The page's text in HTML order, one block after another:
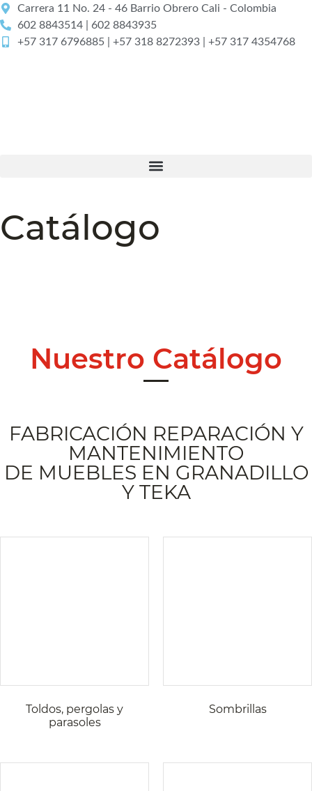
Carrera 11 No. 24 - 46 Barrio Obrero Cali - Colombia
602 8843514 | 602 8843935
+57 317 6796885 | +57 318 8272393 | +57 317 4354768
Catálogo
Nuestro Catálogo
FABRICACIÓN REPARACIÓN Y
MANTENIMIENTO
DE MUEBLES EN GRANADILLO
Y TEKA
Toldos, pergolas y
parasoles
Sombrillas